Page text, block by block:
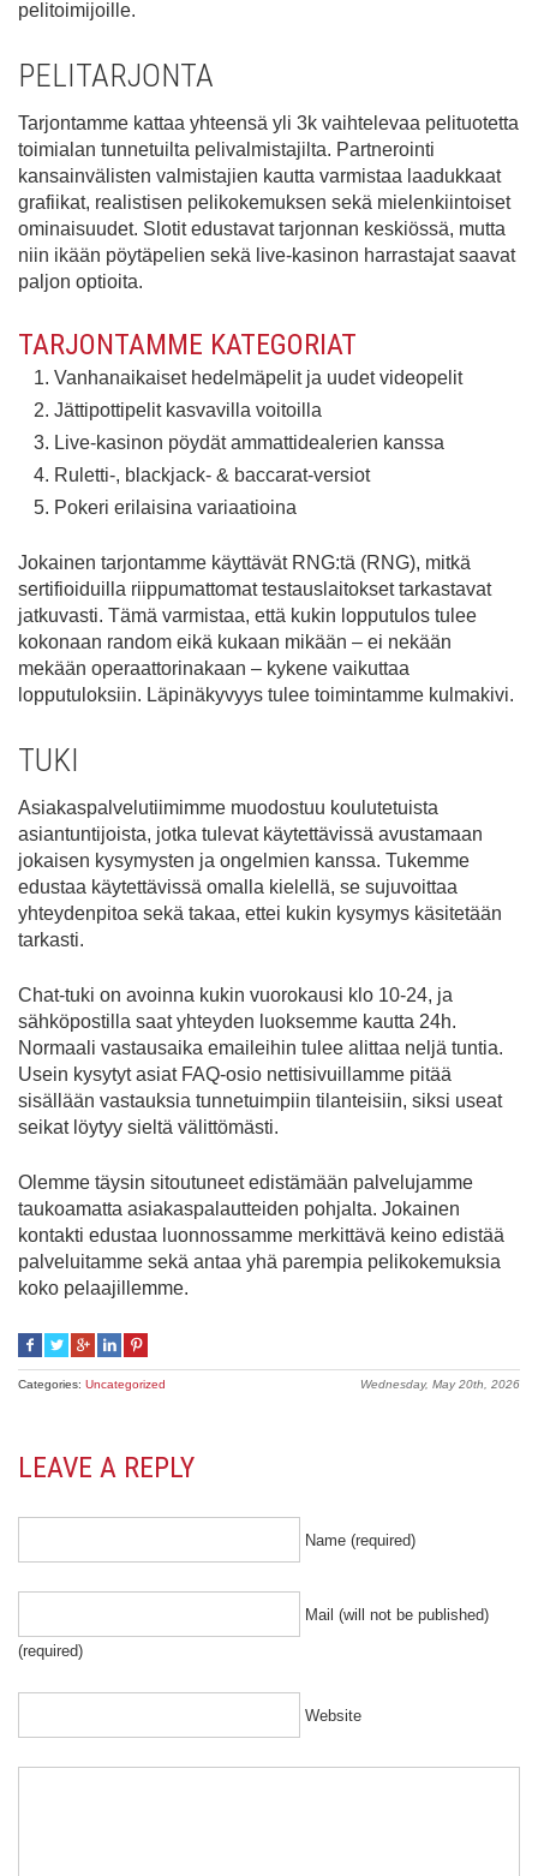
pelitoimijoille.
PELITARJONTA
Tarjontamme kattaa yhteensä yli 3k vaihtelevaa pelituotetta
toimialan tunnetuilta pelivalmistajilta. Partnerointi
kansainvälisten valmistajien kautta varmistaa laadukkaat
grafiikat, realistisen pelikokemuksen sekä mielenkiintoiset
ominaisuudet. Slotit edustavat tarjonnan keskiössä, mutta
niin ikään pöytäpelien sekä live-kasinon harrastajat saavat
paljon optioita.
TARJONTAMME KATEGORIAT
Vanhanaikaiset hedelmäpelit ja uudet videopelit
Jättipottipelit kasvavilla voitoilla
Live-kasinon pöydät ammattidealerien kanssa
Ruletti-, blackjack- & baccarat-versiot
Pokeri erilaisina variaatioina
Jokainen tarjontamme käyttävät RNG:tä (RNG), mitkä
sertifioiduilla riippumattomat testauslaitokset tarkastavat
jatkuvasti. Tämä varmistaa, että kukin lopputulos tulee
kokonaan random eikä kukaan mikään – ei nekään
mekään operaattorinakaan – kykene vaikuttaa
lopputuloksiin. Läpinäkyvyys tulee toimintamme kulmakivi.
TUKI
Asiakaspalvelutiimimme muodostuu koulutetuista
asiantuntijoista, jotka tulevat käytettävissä avustamaan
jokaisen kysymysten ja ongelmien kanssa. Tukemme
edustaa käytettävissä omalla kielellä, se sujuvoittaa
yhteydenpitoa sekä takaa, ettei kukin kysymys käsitetään
tarkasti.
Chat-tuki on avoinna kukin vuorokausi klo 10-24, ja
sähköpostilla saat yhteyden luoksemme kautta 24h.
Normaali vastausaika emaileihin tulee alittaa neljä tuntia.
Usein kysytyt asiat FAQ-osio nettisivuillamme pitää
sisällään vastauksia tunnetuimpiin tilanteisiin, siksi useat
seikat löytyy sieltä välittömästi.
Olemme täysin sitoutuneet edistämään palvelujamme
taukoamatta asiakaspalautteiden pohjalta. Jokainen
kontakti edustaa luonnossamme merkittävä keino edistää
palveluitamme sekä antaa yhä parempia pelikokemuksia
koko pelaajillemme.
Wednesday, May 20th, 2026
Categories: Uncategorized
LEAVE A REPLY
Name (required)
Mail (will not be published)
(required)
Website